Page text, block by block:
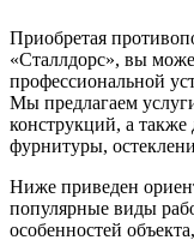
Приобретая
«Сталлдорс», вы
профессиональной
Мы предлагаем
конструкций, а
фурнитуры,
Ниже приведен
популярные виды
особенностей